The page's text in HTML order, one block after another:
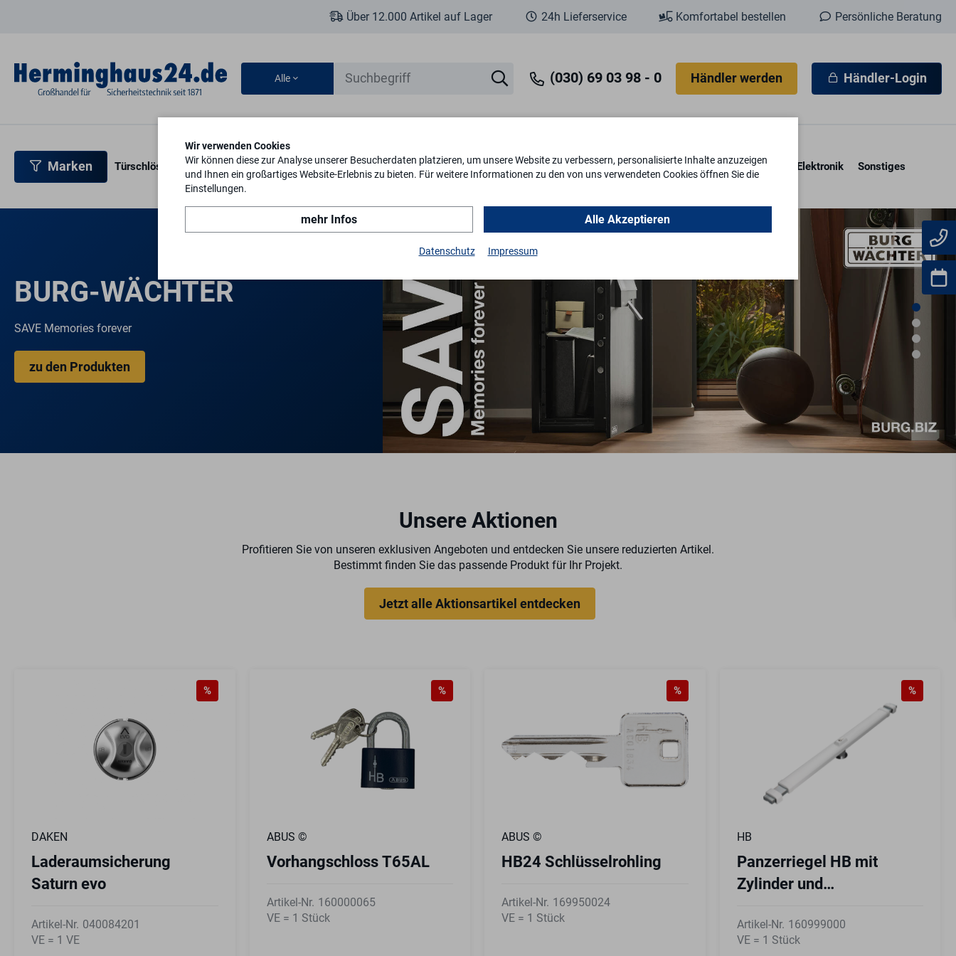
Über 12.000 Artikel auf Lager 24h Lieferservice Komfortabel bestellen Persönliche Beratung
Alle (030) 69 03 98 - 0 Händler werden Händler-Login
Marken Türschlösser Türbeschläge Türsicherheit Fenstersicherheit Schlösser & Zylinder Briefkästen Tresore & Kassetten Schlüssel Elektronik Sonstiges
BURG-WÄCHTER
SAVE Memories forever
zu den Produkten
Unsere Aktionen
Profitieren Sie von unseren exklusiven Angeboten und entdecken Sie unsere reduzierten Artikel.
Bestimmt finden Sie das passende Produkt für Ihr Projekt.
Jetzt alle Aktionsartikel entdecken
%
DAKEN
Laderaumsicherung
Saturn evo
Artikel-Nr. 040084201
VE = 1 VE
%
ABUS ©
Vorhangschloss T65AL
Artikel-Nr. 160000065
VE = 1 Stück
%
ABUS ©
HB24 Schlüsselrohling
Artikel-Nr. 169950024
VE = 1 Stück
%
HB
Panzerriegel HB mit
Zylinder und
Artikel-Nr. 160999000
VE = 1 Stück
Wir verwenden Cookies
Wir können diese zur Analyse unserer Besucherdaten platzieren, um unsere Website zu verbessern, personalisierte Inhalte anzuzeigen
und Ihnen ein großartiges Website-Erlebnis zu bieten. Für weitere Informationen zu den von uns verwendeten Cookies öffnen Sie die
Einstellungen.
mehr Infos Alle Akzeptieren
Datenschutz Impressum